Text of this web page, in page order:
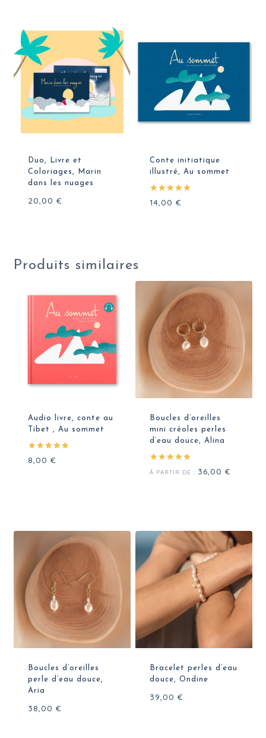
Duo, Livre et
Coloriages, Marin
dans les nuages
20,00 €
Conte initiatique
illustré, Au sommet
Note
5.00
14,00 €
Produits similaires
Audio livre, conte au
Tibet , Au sommet
Note
5.00
8,00 €
Boucles d’oreilles
mini créoles perles
d’eau douce, Alina
Note
5.00
À PARTIR DE : 36,00 €
Boucles d’oreilles
perle d’eau douce,
Aria
38,00 €
Bracelet perles d’eau
douce, Ondine
39,00 €